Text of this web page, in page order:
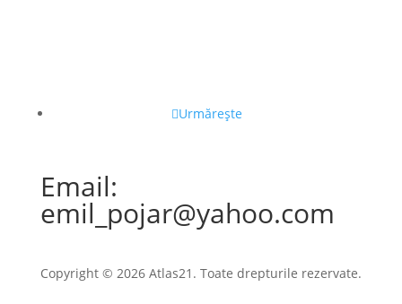
Urmărește
Email:
emil_pojar@yahoo.com
Copyright © 2026 Atlas21. Toate drepturile rezervate.